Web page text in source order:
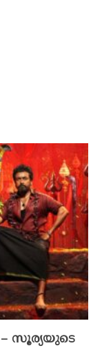
സൂര്യയുടെ